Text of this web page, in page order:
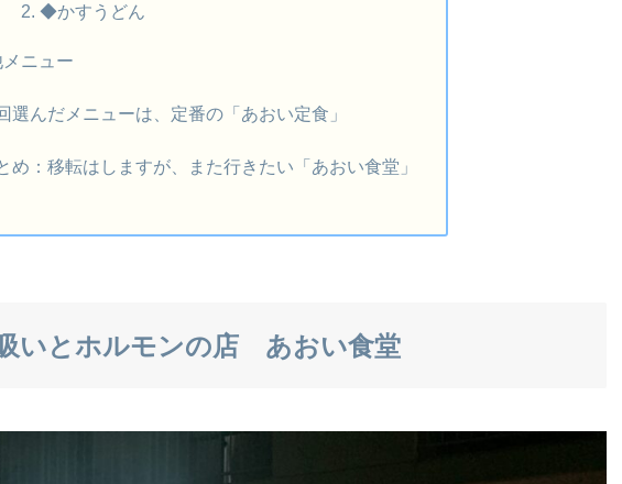
◆かすうどん
メニュー
選んだメニューは、定番の「あおい定食」
め：移転はしますが、また行きたい「あおい食堂」
いとホルモンの店 あおい食堂